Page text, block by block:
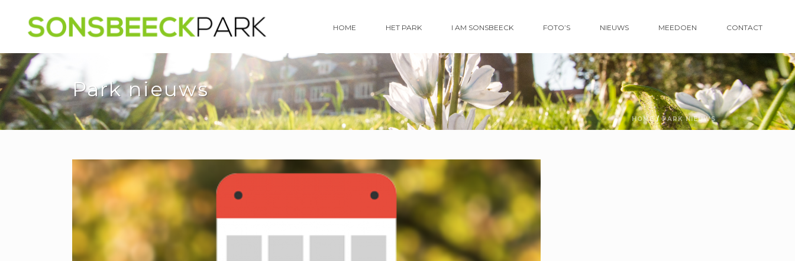
HOME HET PARK I AM SONSBEECK FOTO’S NIEUWS MEEDOEN CONTACT
Park nieuws
HOME/PARK NIEUWS